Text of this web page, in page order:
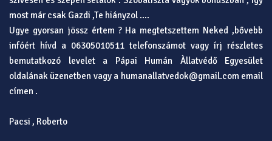
most már csak Gazdi ,Te hiányzol ....
Ugye gyorsan jössz értem ? Ha megtetszettem Neked ,bővebb
infóért hívd a 06305010511 telefonszámot vagy írj részletes
bemutatkozó levelet a Pápai Humán Àllatvédő Egyesület
oldalának üzenetben vagy a humanallatvedok@gmail.com email
címen .
Pacsi , Roberto